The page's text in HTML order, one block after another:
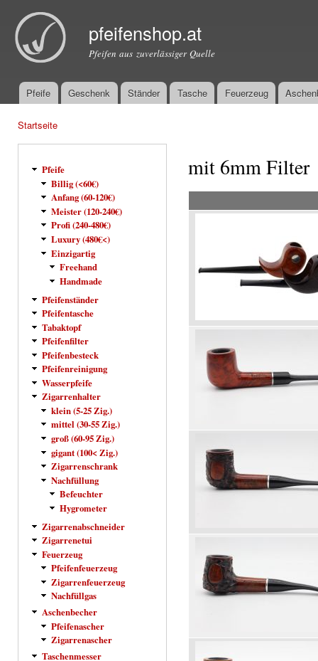
pfeifenshop.at
Pfeifen aus zuverlässiger Quelle
Hauptmenü
Pfeife Geschenk Ständer Tasche Feuerzeug
Startseite
Pfeife
Billig (<60€)
Anfang (60-120€)
Meister (120-240€)
Profi (240-480€)
Luxury (480€<)
Einzigartig
Freehand
Handmade
Pfeifenständer
Pfeifentasche
Tabaktopf
Pfeifenfilter
Pfeifenbesteck
Pfeifenreinigung
Wasserpfeife
Zigarrenhalter
klein (5-25 Zig.)
mittel (30-55 Zig.)
groß (60-95 Zig.)
gigant (100< Zig.)
Zigarrenschrank
Nachfüllung
Befeuchter
Hygrometer
Zigarrenabschneider
Zigarrenetui
Feuerzeug
Pfeifenfeuerzeug
Zigarrenfeuerzeug
Nachfüllgas
Aschenbecher
Pfeifenascher
Zigarrenascher
Taschenmesser
mit 6mm Filter